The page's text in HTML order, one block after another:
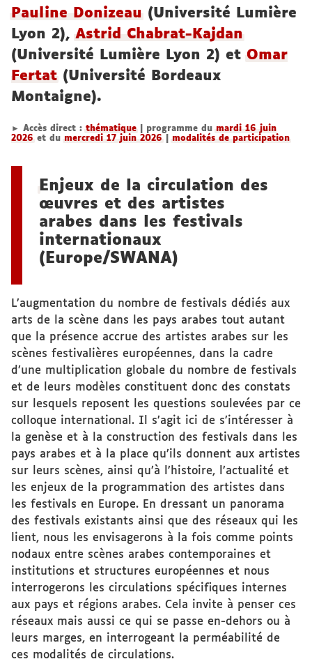
Pauline Donizeau (Université Lumière
Lyon 2), Astrid Chabrat-Kajdan
(Université Lumière Lyon 2) et Omar
Fertat (Université Bordeaux
Montaigne).
► Accès direct : thématique | programme du mardi 16 juin
2026 et du mercredi 17 juin 2026 modalités de participation
Enjeux de la circulation des
œuvres et des artistes
arabes dans les festivals
internationaux
(Europe/SWANA)
L’augmentation du nombre de festivals dédiés aux
arts de la scène dans les pays arabes tout autant
que la présence accrue des artistes arabes sur les
scènes festivalières européennes, dans la cadre
d’une multiplication globale du nombre de festivals
et de leurs modèles constituent donc des constats
sur lesquels reposent les questions soulevées par ce
colloque international. Il s’agit ici de s’intéresser à
la genèse et à la construction des festivals dans les
pays arabes et à la place qu’ils donnent aux artistes
sur leurs scènes, ainsi qu’à l’histoire, l’actualité et
les enjeux de la programmation des artistes dans
les festivals en Europe. En dressant un panorama
des festivals existants ainsi que des réseaux qui les
lient, nous les envisagerons à la fois comme points
nodaux entre scènes arabes contemporaines et
institutions et structures européennes et nous
interrogerons les circulations spécifiques internes
aux pays et régions arabes. Cela invite à penser ces
réseaux mais aussi ce qui se passe en-dehors ou à
leurs marges, en interrogeant la perméabilité de
ces modalités de circulations.